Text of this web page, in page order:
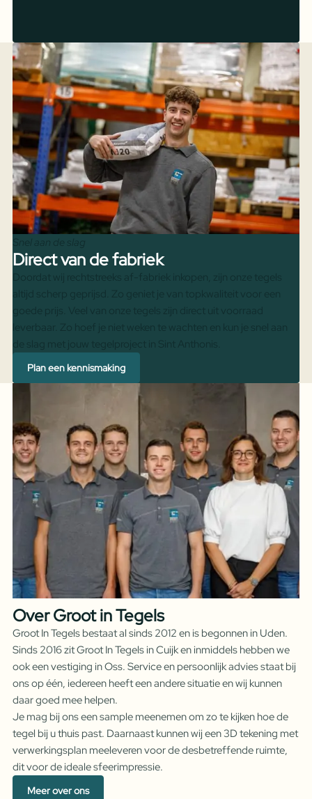
Direct van de fabriek
Plan een kennismaking
Over Groot in Tegels
Groot In Tegels bestaat al sinds 2012 en is begonnen in Uden.
Sinds 2016 zit Groot In Tegels in Cuijk en inmiddels hebben we
ook een vestiging in Oss. Service en persoonlijk advies staat bij
ons op één, iedereen heeft een andere situatie en wij kunnen
daar goed mee helpen.
Je mag bij ons een sample meenemen om zo te kijken hoe de
tegel bij u thuis past. Daarnaast kunnen wij een 3D tekening met
verwerkingsplan meeleveren voor de desbetreffende ruimte,
dit voor de ideale sfeerimpressie.
Meer over ons